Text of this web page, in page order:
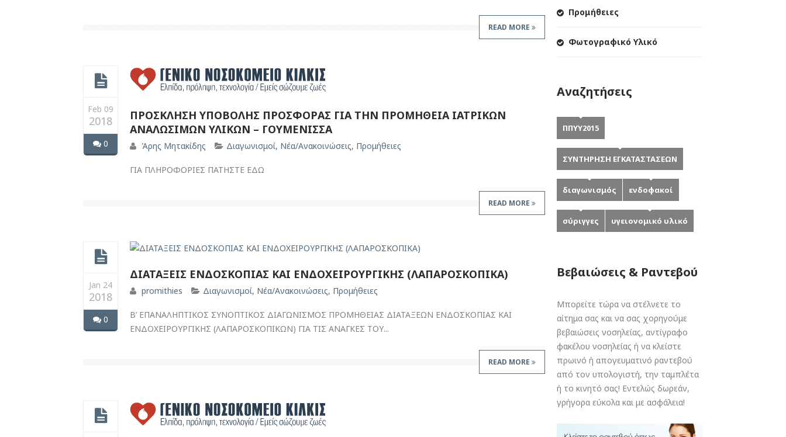
READ MORE
Feb 09
2018
0
ΠΡΟΣΚΛΗΣΗ ΥΠΟΒΟΛΗΣ ΠΡΟΣΦΟΡΑΣ ΓΙΑ ΤΗΝ ΠΡΟΜΗΘΕΙΑ ΙΑΤΡΙΚΩΝ
ΑΝΑΛΩΣΙΜΩΝ ΥΛΙΚΩΝ – ΓΟΥΜΕΝΙΣΣΑ
Άρης Μητακίδης Διαγωνισμοί, Νέα/Ανακοινώσεις, Προμήθειες
ΓΙΑ ΠΛΗΡΟΦΟΡΙΕΣ ΠΑΤΗΣΤΕ ΕΔΩ
READ MORE
Jan 24
2018
0
ΔΙΑΤΑΞΕΙΣ ΕΝΔΟΣΚΟΠΙΑΣ ΚΑΙ ΕΝΔΟΧΕΙΡΟΥΡΓΙΚΗΣ (ΛΑΠΑΡΟΣΚΟΠΙΚΑ)
promithies Διαγωνισμοί, Νέα/Ανακοινώσεις, Προμήθειες
Β’ ΕΠΑΝΑΛΗΠΤΙΚΟΣ ΣΥΝΟΠΤΙΚΟΣ ΔΙΑΓΩΝΙΣΜΟΣ ΠΡΟΜΗΘΕΙΑΣ ΔΙΑΤΑΞΕΩΝ ΕΝΔΟΣΚΟΠΙΑΣ ΚΑΙ
ΕΝΔΟΧΕΙΡΟΥΡΓΙΚΗΣ (ΛΑΠΑΡΟΣΚΟΠΙΚΩΝ) ΓΙΑ ΤΙΣ ΑΝΑΓΚΕΣ ΤΟΥ...
READ MORE
Προμήθειες
Φωτογραφικό Υλικό
Αναζητήσεις
ΠΠΥΥ2015
ΣΥΝΤΗΡΗΣΗ ΕΓΚΑΤΑΣΤΑΣΕΩΝ
διαγωνισμός ενδοφακοί
σύριγγες υγειονομικό υλικό
Βεβαιώσεις & Ραντεβού
Μπορείτε τώρα να στέλνετε το
αίτημα σας και να σας χορηγούμε
βεβαιώσεις νοσηλείας, αντίγραφο
φακέλου νοσηλείας ή να κλείστε
πρωινό ή απογευματινό ραντεβού
από τον υπολογιστή, την ταμπλέτα
ή το κινητό σας! Εντελώς δωρεάν,
γρήγορα εύκολα και με ασφάλεια!